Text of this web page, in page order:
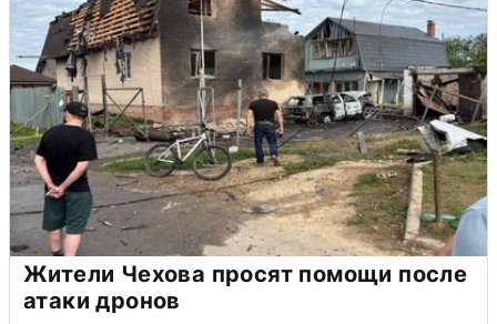
Жители Чехова просят помощи после
атаки дронов